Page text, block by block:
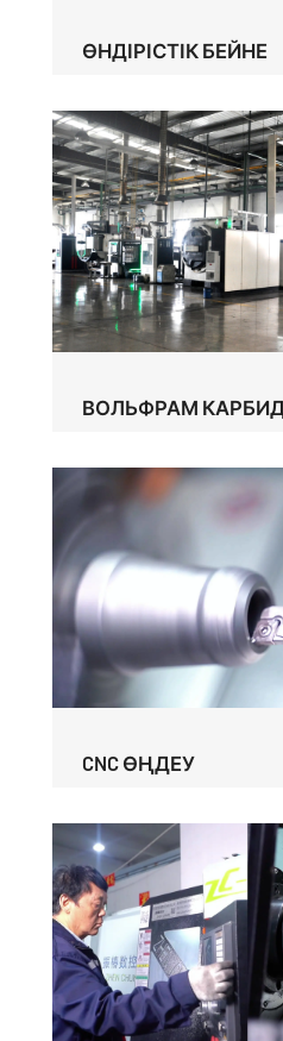
ӨНДІРІСТІК БЕЙНЕ
ВОЛЬФРАМ
CNC ӨҢДЕУ